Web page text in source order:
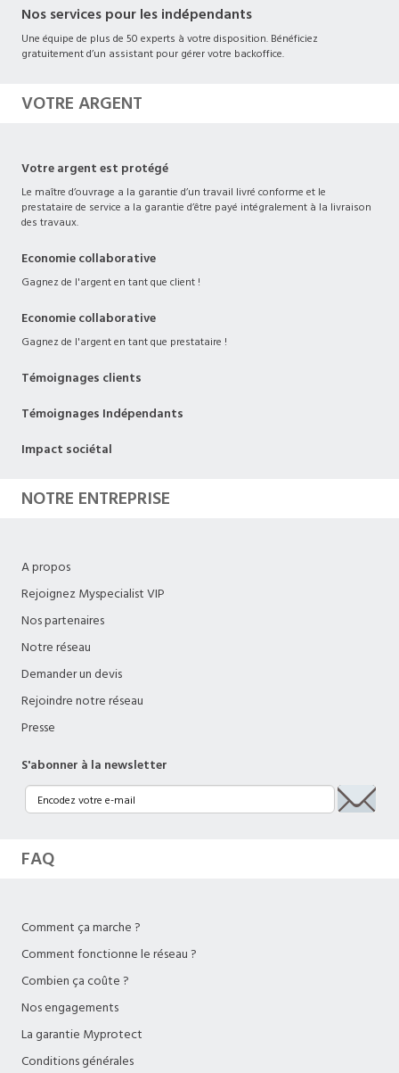
Nos services pour les indépendants
Une équipe de plus de 50 experts à votre disposition. Bénéficiez
gratuitement d’un assistant pour gérer votre backoffice.
VOTRE ARGENT
Votre argent est protégé
Le maître d’ouvrage a la garantie d’un travail livré conforme et le
prestataire de service a la garantie d’être payé intégralement à la livraison
des travaux.
Economie collaborative
Gagnez de l'argent en tant que client !
Economie collaborative
Gagnez de l'argent en tant que prestataire !
Témoignages clients
Témoignages Indépendants
Impact sociétal
NOTRE ENTREPRISE
A propos
Rejoignez Myspecialist VIP
Nos partenaires
Notre réseau
Demander un devis
Rejoindre notre réseau
Presse
S'abonner à la newsletter
FAQ
Comment ça marche ?
Comment fonctionne le réseau ?
Combien ça coûte ?
Nos engagements
La garantie Myprotect
Conditions générales